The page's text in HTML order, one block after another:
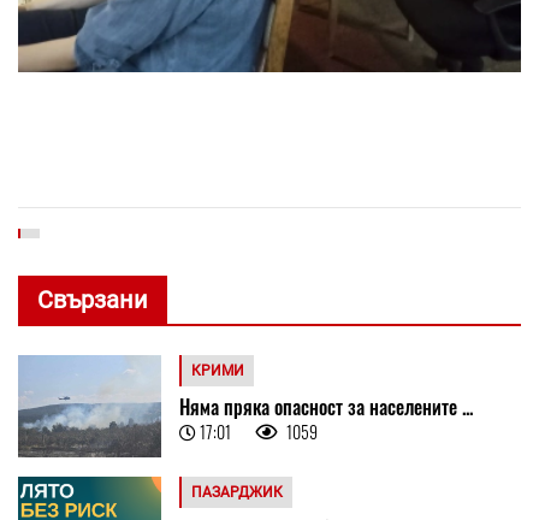
Свързани
КРИМИ
Няма пряка опасност за населените ...
17:01 1059
ПАЗАРДЖИК